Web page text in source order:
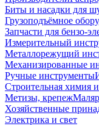
Биты и насадки для
Грузоподъёмное
Запчасти для бензо-
Измерительный
Металлорежущий
Механизированные
Ручные инструменты
Строительная химия
Метизы, крепеж
Хозяйственные
Электрика и свет